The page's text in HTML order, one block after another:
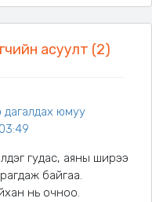
асуулт (2)
юмуу
гудас, аяны ширээ
байгаа.
нь очноо.